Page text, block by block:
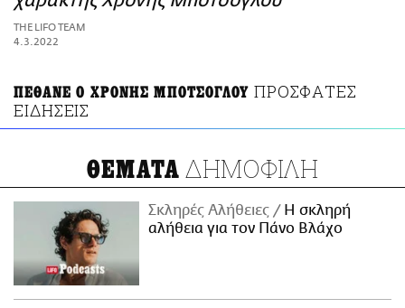
ΑΜΠΑ
PRINT
THE LIFO TEAM
4.3.2022
ΠΕΘΑΝΕ Ο ΧΡΟΝΗΣ ΜΠΟΤΣΟΓΛΟΥ ΠΡΟΣΦΑΤΕΣ
ΕΙΔΗΣΕΙΣ
ΘΕΜΑΤΑ ΔΗΜΟΦΙΛΗ
Σκληρές Αλήθειες
H σκληρή
αλήθεια για τον Πάνο Βλάχο